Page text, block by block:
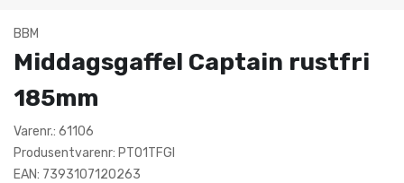
BBM
Middagsgaffel Captain rustfri
185mm
Varenr.: 61106
Produsentvarenr: PT01TFGI
EAN: 7393107120263